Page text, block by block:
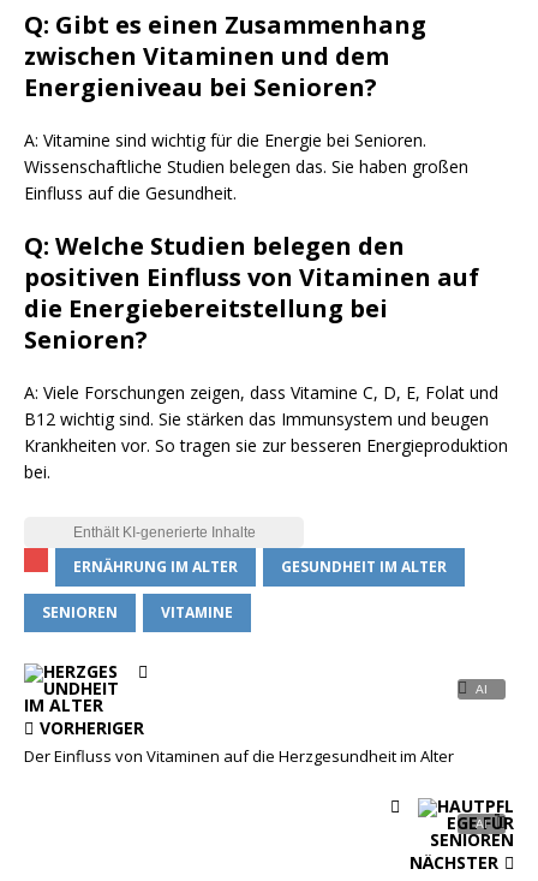
Q: Gibt es einen Zusammenhang
zwischen Vitaminen und dem
Energieniveau bei Senioren?
A: Vitamine sind wichtig für die Energie bei Senioren.
Wissenschaftliche Studien belegen das. Sie haben großen
Einfluss auf die Gesundheit.
Q: Welche Studien belegen den
positiven Einfluss von Vitaminen auf
die Energiebereitstellung bei
Senioren?
A: Viele Forschungen zeigen, dass Vitamine C, D, E, Folat und
B12 wichtig sind. Sie stärken das Immunsystem und beugen
Krankheiten vor. So tragen sie zur besseren Energieproduktion
bei.
ERNÄHRUNG IM ALTER GESUNDHEIT IM ALTER
SENIOREN VITAMINE
VORHERIGER
Der Einfluss von Vitaminen auf die Herzgesundheit im Alter
NÄCHSTER